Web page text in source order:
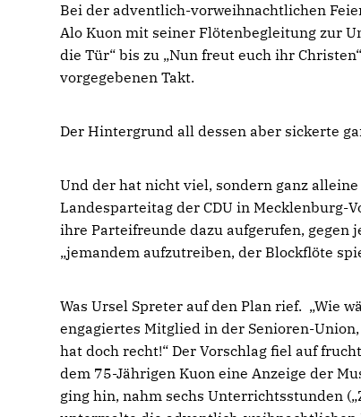
Bei der adventlich-vorweihnachtlichen
Alo Kuon mit seiner Flötenbegleitung zur
die Tür“ bis zu „Nun freut euch ihr
vorgegebenen Takt.
Der Hintergrund all dessen aber sickerte
Und der hat nicht viel, sondern ganz
Landesparteitag der CDU in Mecklenburg-
ihre Parteifreunde dazu aufgerufen,
jemandem aufzutreiben, der Blockflöte
Was Ursel Spreter auf den Plan rief. „Wie
engagiertes Mitglied in der Senioren-
hat doch recht!“ Der Vorschlag fiel auf
dem 75-Jährigen Kuon eine Anzeige der
ging hin, nahm sechs Unterrichtsstunden